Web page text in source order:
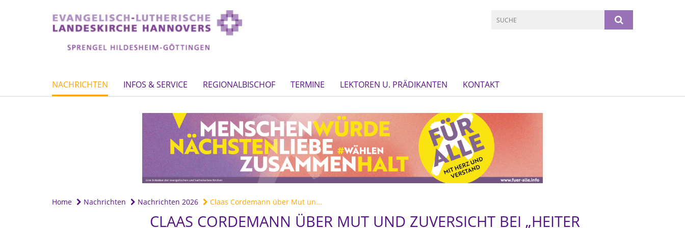
NACHRICHTEN INFOS & SERVICE REGIONALBISCHOF TERMINE LEKTOREN U. PRÄDIKANTEN KONTAKT
Home Nachrichten Nachrichten 2026 Claas Cordemann über Mut un...
CLAAS CORDEMANN ÜBER MUT UND ZUVERSICHT BEI „HEITER